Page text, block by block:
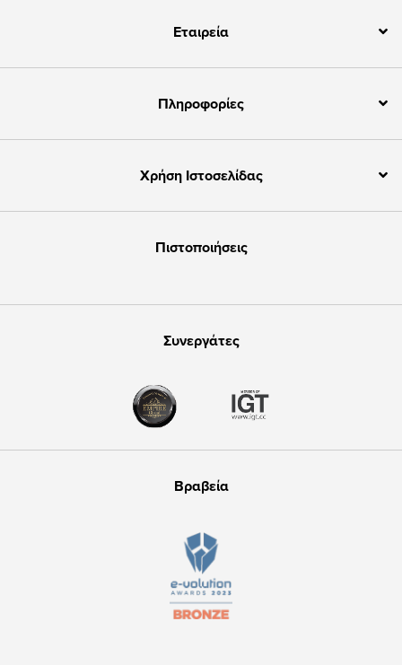
Εταιρεία
Πληροφορίες
Χρήση Ιστοσελίδας
Πιστοποιήσεις
Συνεργάτες
Βραβεία